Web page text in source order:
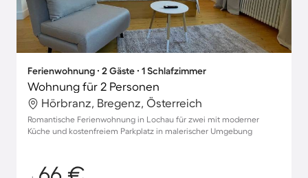
Ferienwohnung ∙ 2 Gäste ∙ 1 Schlafzimmer
Wohnung für 2 Personen
Hörbranz, Bregenz, Österreich
Romantische Ferienwohnung in Lochau für zwei mit moderner
Küche und kostenfreiem Parkplatz in malerischer Umgebung